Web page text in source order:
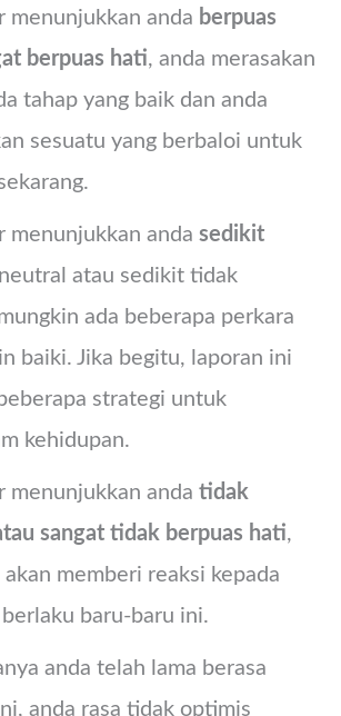
menunjukkan anda berpuas
berpuas hati, anda merasakan
tahap yang baik dan anda
sesuatu yang berbaloi untuk
menunjukkan anda sedikit
atau sedikit tidak
ada beberapa perkara
baiki. Jika begitu, laporan ini
strategi untuk
kehidupan.
menunjukkan anda tidak
sangat tidak berpuas hati,
memberi reaksi kepada
baru-baru ini.
anda telah lama berasa
anda rasa tidak optimis